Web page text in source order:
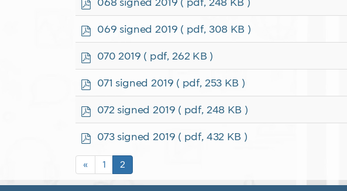
068 signed 2019 ( pdf, 248 KB )
p
069 signed 2019 ( pdf, 308 KB )
p
070 2019 ( pdf, 262 KB )
p
071 signed 2019 ( pdf, 253 KB )
p
072 signed 2019 ( pdf, 248 KB )
p
f
073 signed 2019 ( pdf, 432 KB )
« 1 2